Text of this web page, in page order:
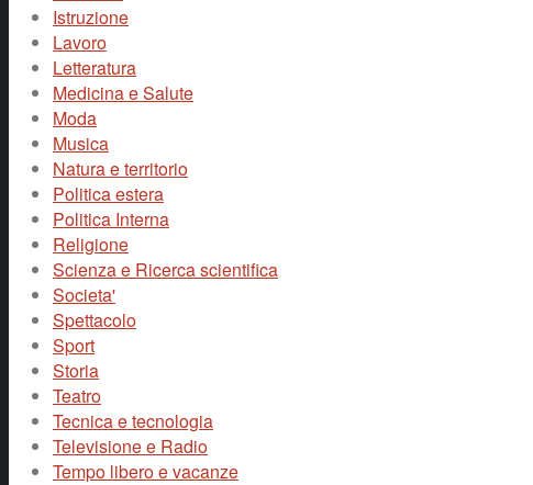
Istruzione
Lavoro
Letteratura
Medicina e Salute
Moda
Musica
Natura e territorio
Politica estera
Politica Interna
Religione
Scienza e Ricerca scientifica
Societa'
Spettacolo
Sport
Storia
Teatro
Tecnica e tecnologia
Televisione e Radio
Tempo libero e vacanze